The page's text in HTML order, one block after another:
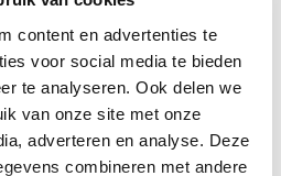
content en advertenties te
voor social media te bieden
te analyseren. Ook delen we
van onze site met onze
adverteren en analyse. Deze
combineren met andere
wij een voorstel op
het versturen naar een
is geen enkel
link, vul het
op werkdagenbinnen 1